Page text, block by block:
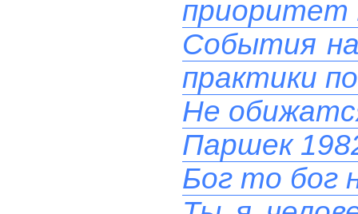
приоритет
События
практики
Не
Паршек
Бог то бог